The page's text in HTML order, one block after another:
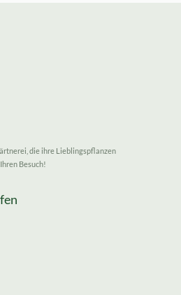
die ihre Lieblingspflanzen
Besuch!